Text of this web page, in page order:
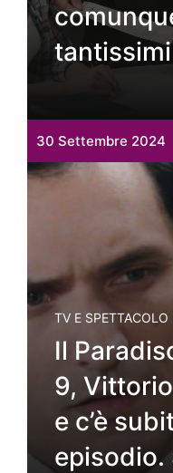
30 Settembre 2024
TV E SPETTACOLO
Il
9,
e c’è
episodio.